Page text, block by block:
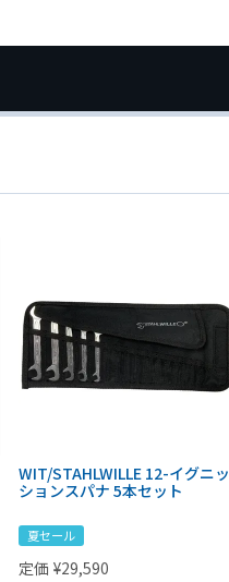
WIT/STAHLWILLE 12-イグニッ
ションスパナ 5本セット
夏セール
定価 ¥29,590